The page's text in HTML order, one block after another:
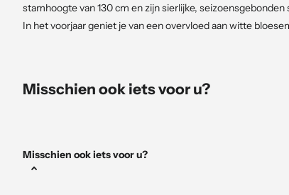
stamhoogte van 130 cm en zijn sierlijke,
In het voorjaar geniet je van een overvloed aan witte
Decoratieve bessen:
Misschien ook iets voor u?
Misschien ook iets voor u?